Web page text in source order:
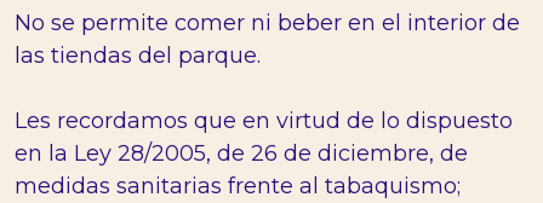
No se permite comer ni beber en el interior de
las tiendas del parque.
Les recordamos que en virtud de lo dispuesto
en la Ley 28/2005, de 26 de diciembre, de
medidas sanitarias frente al tabaquismo;